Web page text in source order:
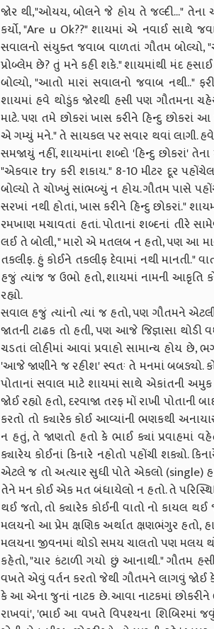
જોર થી,"ઓયય, બોલને જે હોય તે જલ્દી..." તેના
કર્યો, "Are u Ok??" શાયમાં એ નવાઈ સાથે
સવાલનો સંયુક્ત જવાબ વાળતાં ગૌતમ
પ્રોબ્લેમ છે? તું મને કહી શકે." શાયમાંથી મંદ
બોલ્યો, "આતો મારાં સવાલનો જવાબ નથી.."
શાયમાં હવે થોડુંક જોરથી હસી પણ ગૌતમના
માટે. પણ તમે છોકરાં ખાસ કરીને હિન્દુ છોકરાં
એ ગમ્યું મને." તે સાયકલ પર સવાર થવાં લાગી.
સમજાયું નહીં, શાયમાંના શબ્દો 'હિન્દુ છોકરાં'
"એકવાર try કરી શકાય." 8-10 મીટર દૂર
બોલ્યો તે ચોખ્ખું સાંભળ્યું ન હોય. ગૌતમ પાસે
સરખાં નથી હોતાં, ખાસ કરીને હિન્દુ છોકરાં."
રમખાણ મચાવતાં હતાં. પોતાનાં શબ્દનાં તીરે
લઈ તે બોલી, " મારો એ મતલબ ન હતો, પણ આ
તકલીફ. હું કોઈને તકલીફ દેવામાં નથી માનતી."
હજું ત્યાંજ જ ઉભો હતો, શાયમાં નામની આકૃતિ
રહ્યો.
સવાલ હજું ત્યાંનો ત્યાં જ હતો, પણ ગૌતમને
જાતની ટાઢક તો હતી, પણ આજે જિજ્ઞાસા
ચડતાં લોહીમાં આવાં પ્રવાહો સામાન્ય હોય
'આજે જાણીને જ રહીશ' સ્વતઃ તે મનમાં બબડ્યો.
પોતાનાં સવાલ માટે શાયમાં સાથે એકાંતની અમુક
જોઈ રહ્યો હતો, દરવાજા તરફ મોં રાખી
કરતો તો ક્યારેક કોઈ આવ્યાંની ભણકથી
ન હતું, તે જાણતો હતો કે ભાઈ ક્યાં પ્રવાહમાં
ક્યારેય કોઈનાં કિનારે નહોતો પહોંચી શક્યો.
એટલે જ તો અત્યાર સુધી પોતે એકલો (single)
તેને મન કોઈ એક મત બંધાયેલો ન હતો. તે
થઈ જતો, તો ક્યારેક કોઈની વાતો નો કાયલ
મલયનો આ પ્રેમ ક્ષણિક અર્થાત ક્ષણભંગુર હતો,
મલયના જીવનમાં થોડો સમય ચાલતો પણ
કહેતો, "યાર કંટાળી ગયો છું આનાથી." ગૌતમ
વખતે એવું વર્તન કરતો જેથી ગૌતમને લાગવું
કે આ એના જુનાં નાટક છે. આવા નાટકમાં છોકરીને
રાખવાં', 'ભાઈ આ વખતે વિપશ્યના શિબિરમાં